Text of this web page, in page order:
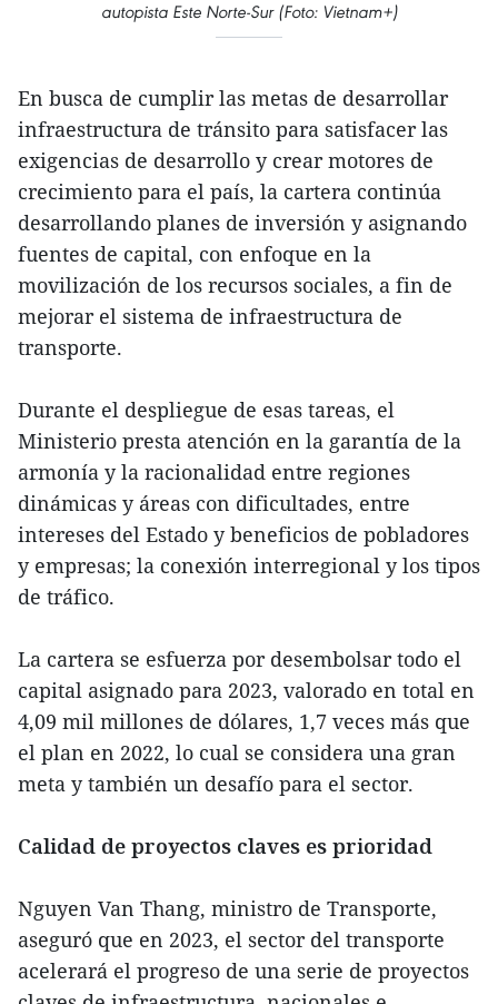
autopista Este Norte-Sur (Foto: Vietnam+)
En busca de cumplir las metas de desarrollar
infraestructura de tránsito para satisfacer las
exigencias de desarrollo y crear motores de
crecimiento para el país, la cartera continúa
desarrollando planes de inversión y asignando
fuentes de capital, con enfoque en la
movilización de los recursos sociales, a fin de
mejorar el sistema de infraestructura de
transporte.
Durante el despliegue de esas tareas, el
Ministerio presta atención en la garantía de la
armonía y la racionalidad entre regiones
dinámicas y áreas con dificultades, entre
intereses del Estado y beneficios de pobladores
y empresas; la conexión interregional y los tipos
de tráfico.
La cartera se esfuerza por desembolsar todo el
capital asignado para 2023, valorado en total en
4,09 mil millones de dólares, 1,7 veces más que
el plan en 2022, lo cual se considera una gran
meta y también un desafío para el sector.
Calidad de proyectos claves es prioridad
Nguyen Van Thang, ministro de Transporte,
aseguró que en 2023, el sector del transporte
acelerará el progreso de una serie de proyectos